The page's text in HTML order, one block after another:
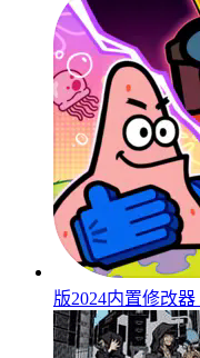
版2024内置修改器